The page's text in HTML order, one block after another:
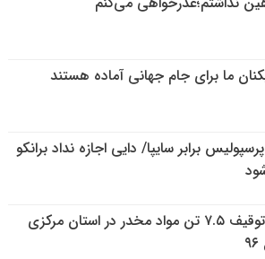
ما برای جام جهانی آماده هستند
برابر سایپا/ دایی اجازه نداد برانکو
کشف و توقیف ۷.۵ تن مواد مخدر در استان مرکزی